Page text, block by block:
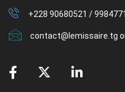
+228 90680521 /
contact@lemissaire.tg